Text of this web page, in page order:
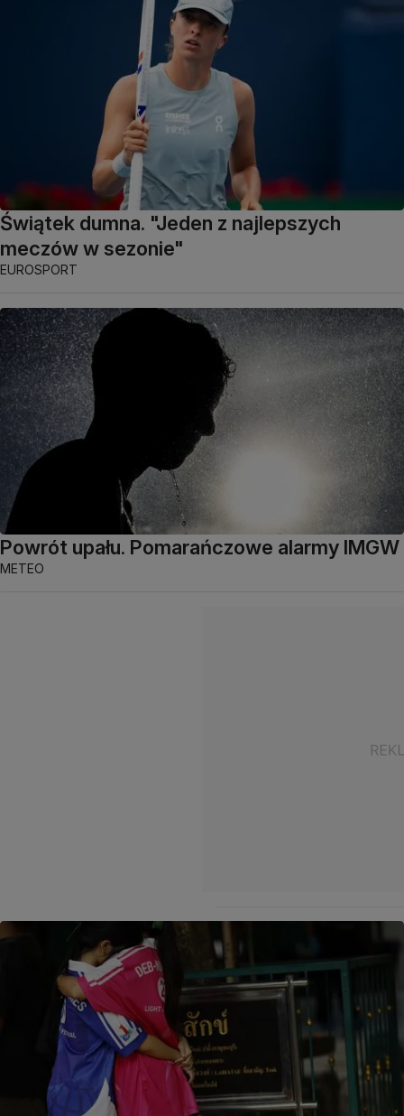
Świątek dumna. "Jeden z najlepszych
meczów w sezonie"
EUROSPORT
Powrót upału. Pomarańczowe alarmy IMGW
METEO